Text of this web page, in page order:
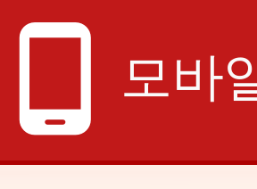
phone_android 모바